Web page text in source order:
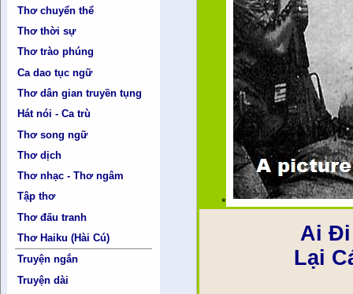
Thơ chuyển thể
Thơ thời sự
Thơ trào phúng
Ca dao tục ngữ
Thơ dân gian truyền tụng
Hát nói - Ca trù
Thơ song ngữ
Thơ dịch
Thơ nhạc - Thơ ngâm
Tập thơ
Thơ đấu tranh
Thơ Haiku (Hài Cú)
Truyện ngắn
Truyện dài
*
Ai Đi
Lại Cái